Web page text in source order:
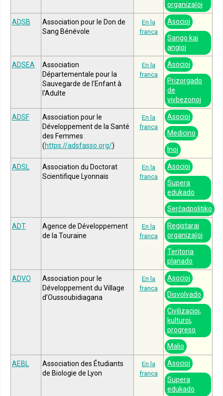
organizaĵoj
ADSB
Association pour le Don de
Sang Bénévole
En la
franca
Asocioj
Sango kaj
angioj
ADSEA
Association
Départementale pour la
Sauvegarde de l'Enfant à
l'Adulte
En la
franca
Asocioj
Prizorgado
de
vivbezonoj
ADSF
Association pour le
Développement de la Santé
des Femmes
(https://adsfasso.org/)
En la
franca
Asocioj
Medicino
Inoj
ADSL
Association du Doctorat
Scientifique Lyonnais
En la
franca
Asocioj
Supera
edukado
Serĉadpolitiko
ADT
Agence de Développement
de la Touraine
En la
franca
Registaraj
organizaĵoj
Teritoria
planado
ADVO
Association pour le
Développement du Village
d’Oussoubidiagana
En la
franca
Asocioj
Disvolvado
Civilizacioj,
kulturoj,
progreso
Malio
AEBL
Association des Étudiants
de Biologie de Lyon
En la
franca
Asocioj
Supera
edukado